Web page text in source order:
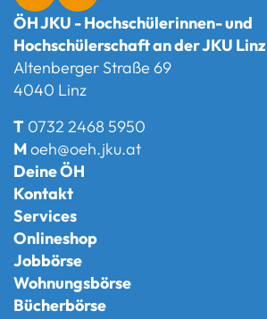
ÖH JKU - Hochschülerinnen- und
Hochschülerschaft an der JKU Linz
Altenberger Straße 69
4040 Linz
T 0732 2468 5950
Moeh@oeh.jku.at
Deine ÖH
Kontakt
Services
Onlineshop
Jobbörse
Wohnungsbörse
Bücherbörse